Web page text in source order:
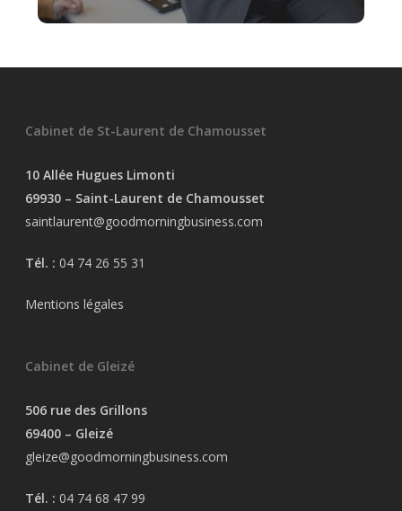
Cabinet de St-Laurent de Chamousset
10 Allée Hugues Limonti
69930 – Saint-Laurent de Chamousset
saintlaurent@goodmorningbusiness.com
Tél. : 04 74 26 55 31
Mentions légales
Cabinet de Gleizé
506 rue des Grillons
69400 – Gleizé
gleize@goodmorningbusiness.com
Tél. : 04 74 68 47 99